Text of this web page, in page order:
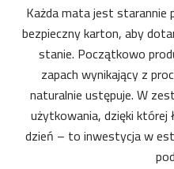
Każda mata jest starannie
bezpieczny karton, aby
stanie. Początkowo
zapach wynikający z
naturalnie ustępuje. W
użytkowania, dzięki
dzień – to inwestycja w